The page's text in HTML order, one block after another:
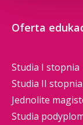
Oferta
Studia I stopnia
Studia II stopnia
Jednolite
Studia